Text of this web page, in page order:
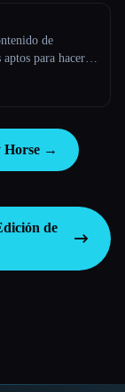
de
para hacer
atractivo
Horse →
de